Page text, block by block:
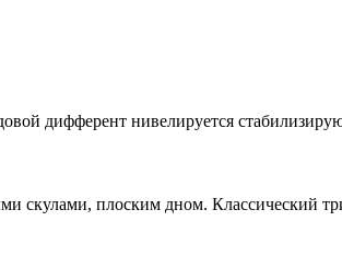
дифферент нивелируется
скулами, плоским дном. Классический